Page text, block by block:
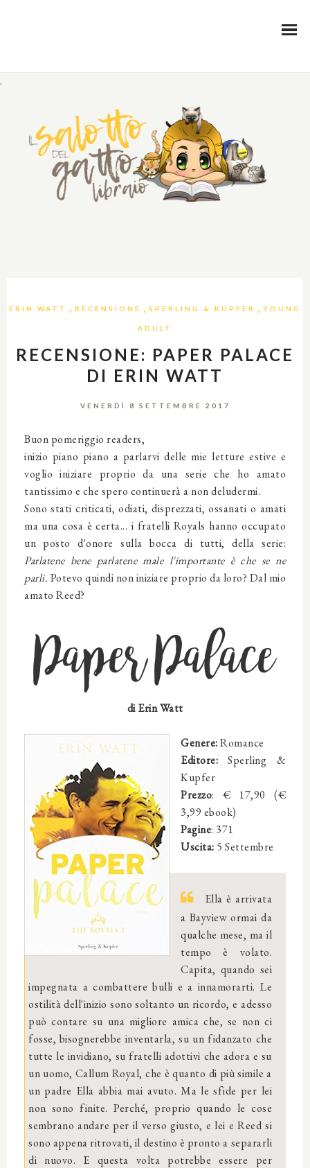
.
ERIN WATT , RECENSIONE , SPERLING & KUPFER , YOUNG
ADULT
RECENSIONE: PAPER PALACE
DI ERIN WATT
VENERDÌ 8 SETTEMBRE 2017
Buon pomeriggio readers,
inizio piano piano a parlarvi delle mie letture estive e
voglio iniziare proprio da una serie che ho amato
tantissimo e che spero continuerà a non deludermi.
Sono stati criticati, odiati, disprezzati, ossanati o amati
ma una cosa è certa... i fratelli Royals hanno occupato
un posto d'onore sulla bocca di tutti, della serie:
Parlatene bene parlatene male l'importante è che se ne
parli. Potevo quindi non iniziare proprio da loro? Dal mio
amato Reed?
Paper Palace
di Erin Watt
Genere:Romance
Editore: Sperling &
Kupfer
Prezzo: € 17,90 (€
3,99 ebook)
Pagine: 371
Uscita: 5 Settembre
Ella è arrivata
a Bayview ormai da
qualche mese, ma il
tempo è volato.
Capita, quando sei
impegnata a combattere bulli e a innamorarti. Le
ostilità dell'inizio sono soltanto un ricordo, e adesso
può contare su una migliore amica che, se non ci
fosse, bisognerebbe inventarla, su un fidanzato che
tutte le invidiano, su fratelli adottivi che adora e su
un uomo, Callum Royal, che è quanto di più simile a
un padre Ella abbia mai avuto. Ma le sfide per lei
non sono finite. Perché, proprio quando le cose
sembrano andare per il verso giusto, e lei e Reed si
sono appena ritrovati, il destino è pronto a separarli
di nuovo. E questa volta potrebbe essere per